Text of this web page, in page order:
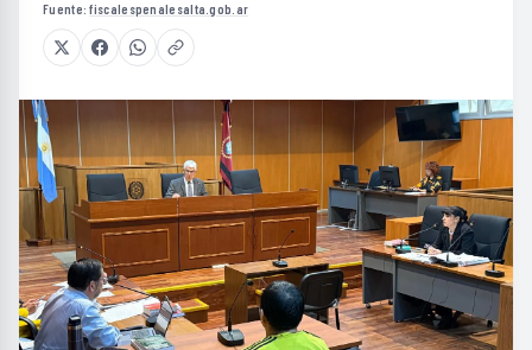
Fuente:fiscalespenalesalta.gob.ar